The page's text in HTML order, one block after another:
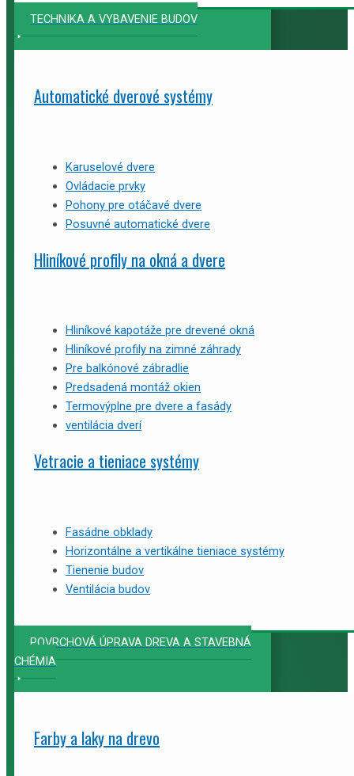
TECHNIKA A VYBAVENIE BUDOV
Automatické dverové systémy
Karuselové dvere
Ovládacie prvky
Pohony pre otáčavé dvere
Posuvné automatické dvere
Hliníkové profily na okná a dvere
Hliníkové kapotáže pre drevené okná
Hliníkové profily na zimné záhrady
Pre balkónové zábradlie
Predsadená montáž okien
Termovýplne pre dvere a fasády
ventilácia dverí
Vetracie a tieniace systémy
Fasádne obklady
Horizontálne a vertikálne tieniace systémy
Tienenie budov
Ventilácia budov
POVRCHOVÁ ÚPRAVA DREVA A STAVEBNÁ
CHÉMIA
Farby a laky na drevo